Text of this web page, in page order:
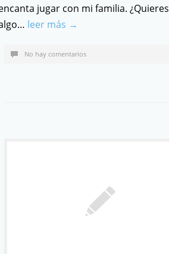
jugar con mi familia. ¿Quieres
leer más →
No hay comentarios